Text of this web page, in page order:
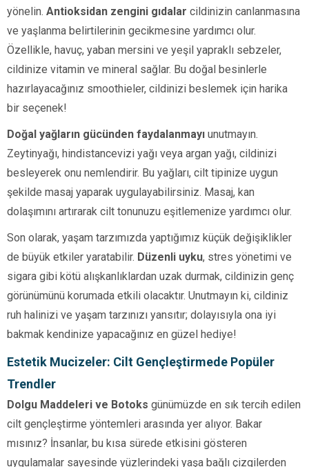
yönelin. Antioksidan zengini gıdalar cildinizin canlanmasına
ve yaşlanma belirtilerinin gecikmesine yardımcı olur.
Özellikle, havuç, yaban mersini ve yeşil yapraklı sebzeler,
cildinize vitamin ve mineral sağlar. Bu doğal besinlerle
hazırlayacağınız smoothieler, cildinizi beslemek için harika
bir seçenek!
Doğal yağların gücünden faydalanmayı unutmayın.
Zeytinyağı, hindistancevizi yağı veya argan yağı, cildinizi
besleyerek onu nemlendirir. Bu yağları, cilt tipinize uygun
şekilde masaj yaparak uygulayabilirsiniz. Masaj, kan
dolaşımını artırarak cilt tonunuzu eşitlemenize yardımcı olur.
Son olarak, yaşam tarzımızda yaptığımız küçük değişiklikler
de büyük etkiler yaratabilir. Düzenli uyku, stres yönetimi ve
sigara gibi kötü alışkanlıklardan uzak durmak, cildinizin genç
görünümünü korumada etkili olacaktır. Unutmayın ki, cildiniz
ruh halinizi ve yaşam tarzınızı yansıtır; dolayısıyla ona iyi
bakmak kendinize yapacağınız en güzel hediye!
Estetik Mucizeler: Cilt Gençleştirmede Popüler
Trendler
Dolgu Maddeleri ve Botoks günümüzde en sık tercih edilen
cilt gençleştirme yöntemleri arasında yer alıyor. Bakar
mısınız? İnsanlar, bu kısa sürede etkisini gösteren
uygulamalar sayesinde yüzlerindeki yaşa bağlı çizgilerden